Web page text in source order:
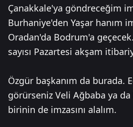
Çanakkale'ya göndreceğim
Burhaniye'den Yaşar hanım
Oradan'da Bodrum'a
sayısı Pazartesi akşam
Özgür başkanım da burada.
görürseniz Veli Ağbaba ya
birinin de imzasını alalım.